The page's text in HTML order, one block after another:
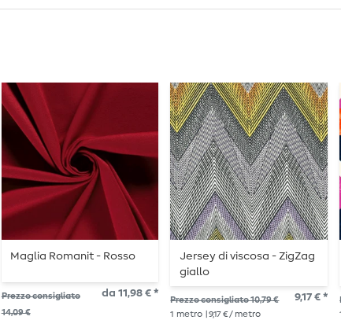
Maglia Romanit - Rosso
Prezzo consigliato
14,09 €
da 11,98 € *
Jersey di viscosa - ZigZag
giallo
Prezzo consigliato 10,79 € 9,17 € *
1 metro | 9,17 € / metro